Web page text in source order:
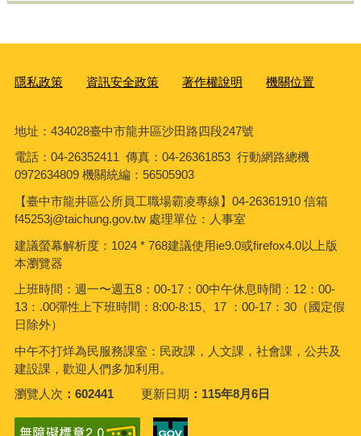
隱私政策 資訊安全政策 著作權說明 機關位置
地址：434028臺中市龍井區沙田路四段247號
電話：04-26352411 傳真：04-26361853 行動網路總機
0972634809 機關統編：56505903
【臺中市龍井區公所員工職場霸凌專線】04-26361910 信箱
f45253j@taichung.gov.tw 處理單位：人事室
建議螢幕解析度：1024 * 768建議使用ie9.0或firefox4.0以上版
本瀏覽器
上班時間：週一〜週五8：00-17：00中午休息時間：12：00-
13：.00彈性上下班時間：8:00-8:15、17 ：00-17：30（國定假
日除外）
中午不打烊為民服務課室：民政課，人文課，社會課，公共及
建設課，歡迎人們多加利用。
瀏覽人次
602441 更新日期 115年8月6日